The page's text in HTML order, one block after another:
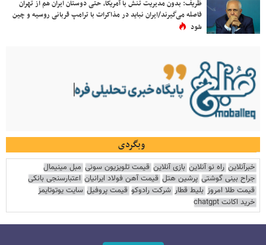
ظریف: بدون مدیریت تنش با آمریکا، حتی دوستان ایران هم از تهران
فاصله می‌گیرند/ایران نباید در مذاکرات با ترامپ قربانی روسیه و چین
شود
وبگردی
خبرآنلاین راه نو آنلاین بازی آنلاین قیمت تلویزیون سونی مبل مینیمال
جراح بینی گوشتی پرشین هتل قیمت آهن فولاد ایرانیان اعتبارسنجی بانکی
قیمت طلا امروز بلیط قطار شرکت رادوکو قیمت پروفیل سایت یوتوتایمز
خرید اکانت chatgpt